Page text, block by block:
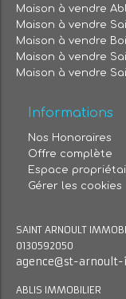
Maison à vendre
Maison à vendre
Maison à vendre
Maison à vendre
Maison à vendre
Informations
Nos Honoraires
Offre complète
Espace
Gérer les cookies
SAINT ARNOULT
0130592050
agence@st-
ABLIS IMMOBILIER